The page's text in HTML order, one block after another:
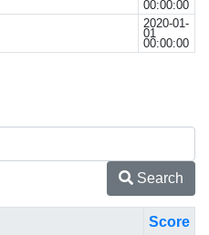
00:00:00
2020-01-
01
00:00:00
Search
Score